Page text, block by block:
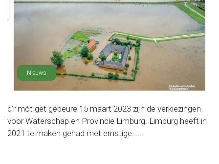
Nieuws
d’r mót get gebeure 15 maart 2023 zijn de verkiezingen
voor Waterschap en Provincie Limburg. Limburg heeft in
2021 te maken gehad met ernstige......